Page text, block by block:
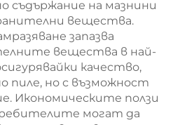
съдържание на мазнини
вещества.
запазва
вещества в най-
качество,
пиле, но с възможност
Икономическите ползи
могат да